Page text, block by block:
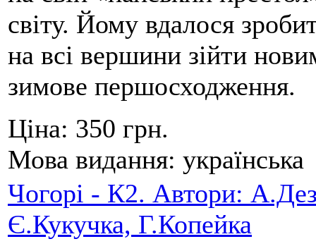
світу. Йому вдалося
на всі вершини зійти
зимове першосходження.
Ціна: 350 грн.
Мова видання: українська
Чогорі - К2. Автори:
Є.Кукучка, Г.Копейка